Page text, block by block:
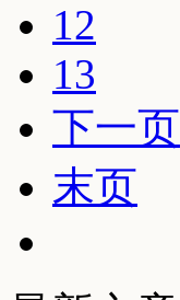
12
13
下一页
末页